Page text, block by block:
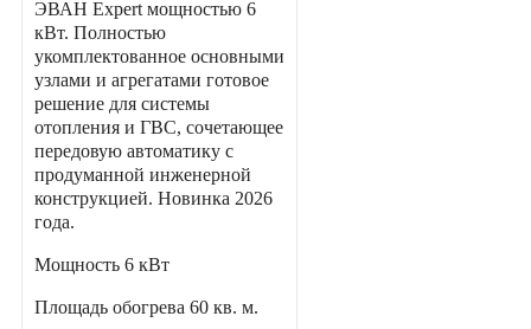
ЭВАН Expert мощностью 6
кВт. Полностью
укомплектованное основными
узлами и агрегатами готовое
решение для системы
отопления и ГВС, сочетающее
передовую автоматику с
продуманной инженерной
конструкцией. Новинка 2026
года.
Мощность 6 кВт
Площадь обогрева 60 кв. м.